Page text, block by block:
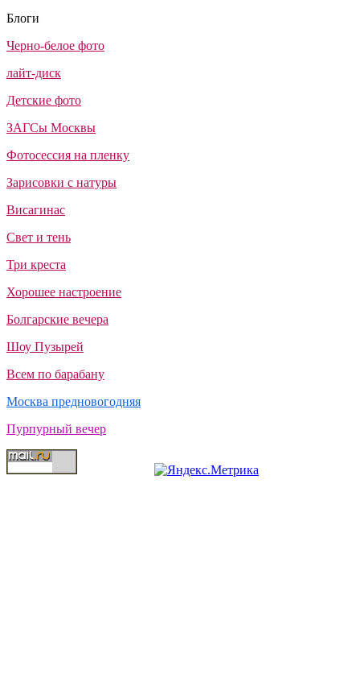
Блоги
Черно-белое фото
лайт-диск
Детские фото
ЗАГСы Москвы
Фотосессия на пленку
Зарисовки с натуры
Висагинас
Свет и тень
Три креста
Хорошее настроение
Болгарские вечера
Шоу Пузырей
Всем по барабану
Москва предновогодняя
Пурпурный вечер